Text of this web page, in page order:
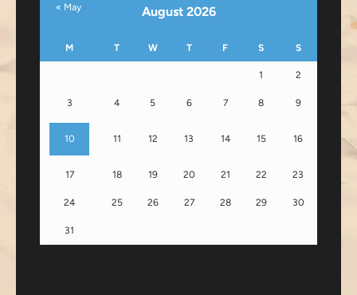
August 2026
M T W T F S S
1 2
3 4 5 6 7 8 9
10 11 12 13 14 15 16
17 18 19 20 21 22 23
24 25 26 27 28 29 30
31
« May